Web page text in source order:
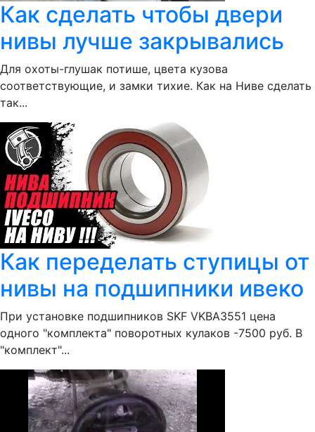
Как сделать чтобы двери
нивы лучше закрывались
Для охоты-глушак потише, цвета кузова
соответствующие, и замки тихие. Как на Ниве сделать
так...
Как переделать ступицы от
нивы на подшипники ивеко
При установке подшипников SKF VKBA3551 цена
одного "комплекта" поворотных кулаков -7500 руб. В
"комплект"...